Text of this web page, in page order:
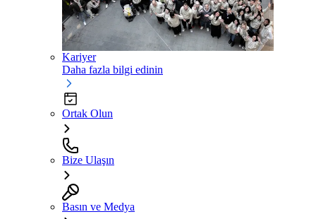
Kariyer
Daha fazla bilgi edinin
Ortak Olun
Bize Ulaşın
Basın ve Medya